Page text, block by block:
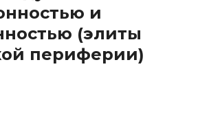
и
(элиты
периферии)